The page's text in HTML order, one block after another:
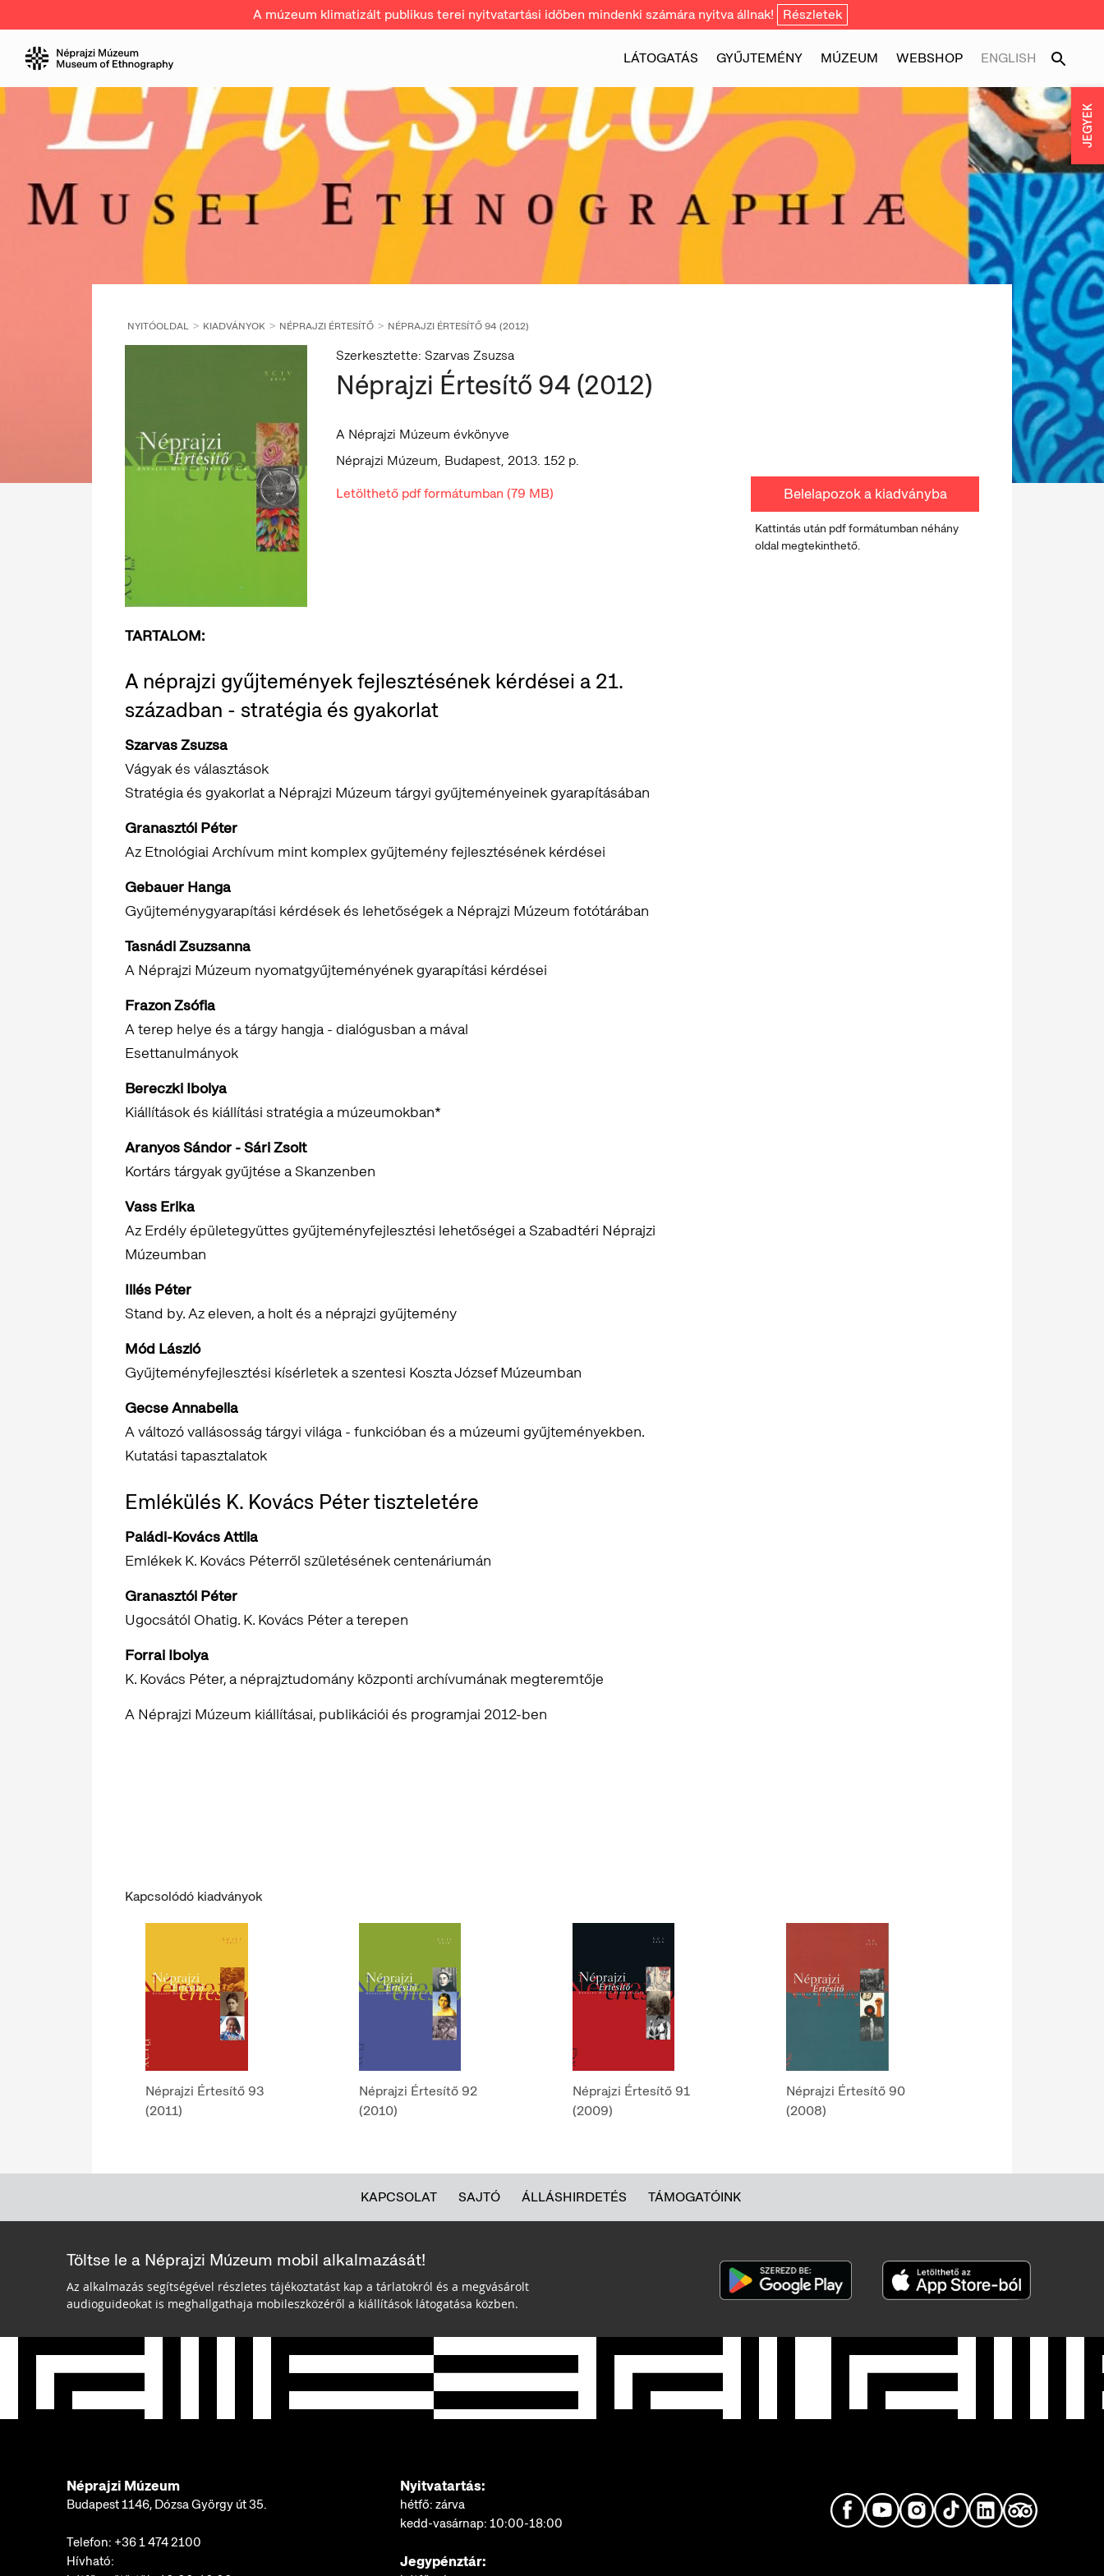
A múzeum klimatizált publikus terei nyitvatartási időben mindenki számára nyitva állnak! Részletek
LÁTOGATÁS GYŰJTEMÉNY MÚZEUM WEBSHOP ENGLISH
NYITÓOLDAL KIADVÁNYOK NÉPRAJZI ÉRTESÍTŐ NÉPRAJZI ÉRTESÍTŐ 94 (2012)
Szerkesztette: Szarvas Zsuzsa
Néprajzi Értesítő 94 (2012)
A Néprajzi Múzeum évkönyve
Néprajzi Múzeum, Budapest, 2013. 152 p.
Letölthető pdf formátumban (79 MB)
TARTALOM:
A néprajzi gyűjtemények fejlesztésének kérdései a 21.
században - stratégia és gyakorlat
Szarvas Zsuzsa
Vágyak és választások
Stratégia és gyakorlat a Néprajzi Múzeum tárgyi gyűjteményeinek gyarapításában
Granasztói Péter
Az Etnológiai Archívum mint komplex gyűjtemény fejlesztésének kérdései
Gebauer Hanga
Gyűjteménygyarapítási kérdések és lehetőségek a Néprajzi Múzeum fotótárában
Tasnádi Zsuzsanna
A Néprajzi Múzeum nyomatgyűjteményének gyarapítási kérdései
Frazon Zsófia
A terep helye és a tárgy hangja - dialógusban a mával
Esettanulmányok
Bereczki Ibolya
Kiállítások és kiállítási stratégia a múzeumokban*
Aranyos Sándor - Sári Zsolt
Kortárs tárgyak gyűjtése a Skanzenben
Vass Erika
Az Erdély épületegyüttes gyűjteményfejlesztési lehetőségei a Szabadtéri Néprajzi
Múzeumban
Illés Péter
Stand by. Az eleven, a holt és a néprajzi gyűjtemény
Mód László
Gyűjteményfejlesztési kísérletek a szentesi Koszta József Múzeumban
Gecse Annabella
A változó vallásosság tárgyi világa - funkcióban és a múzeumi gyűjteményekben.
Kutatási tapasztalatok
Emlékülés K. Kovács Péter tiszteletére
Paládi-Kovács Attila
Emlékek K. Kovács Péterről születésének centenáriumán
Granasztói Péter
Ugocsától Ohatig. K. Kovács Péter a terepen
Forrai Ibolya
K. Kovács Péter, a néprajztudomány központi archívumának megteremtője
A Néprajzi Múzeum kiállításai, publikációi és programjai 2012-ben
Belelapozok a kiadványba
Kattintás után pdf formátumban néhány
oldal megtekinthető.
Kapcsolódó kiadványok
Néprajzi Értesítő 93
(2011)
Néprajzi Értesítő 92
(2010)
Néprajzi Értesítő 91
(2009)
Néprajzi Értesítő 90
(2008)
KAPCSOLAT SAJTÓ ÁLLÁSHIRDETÉS TÁMOGATÓINK
Töltse le a Néprajzi Múzeum mobil alkalmazását!
Az alkalmazás segítségével részletes tájékoztatást kap a tárlatokról és a megvásárolt
audioguideokat is meghallgathaja mobileszközéről a kiállítások látogatása közben.
Néprajzi Múzeum
Budapest 1146, Dózsa György út 35.
Telefon: +36 1 474 2100
Hívható:
Nyitvatartás:
hétfő: zárva
kedd-vasárnap: 10:00-18:00
Jegypénztár:
JEGYEK